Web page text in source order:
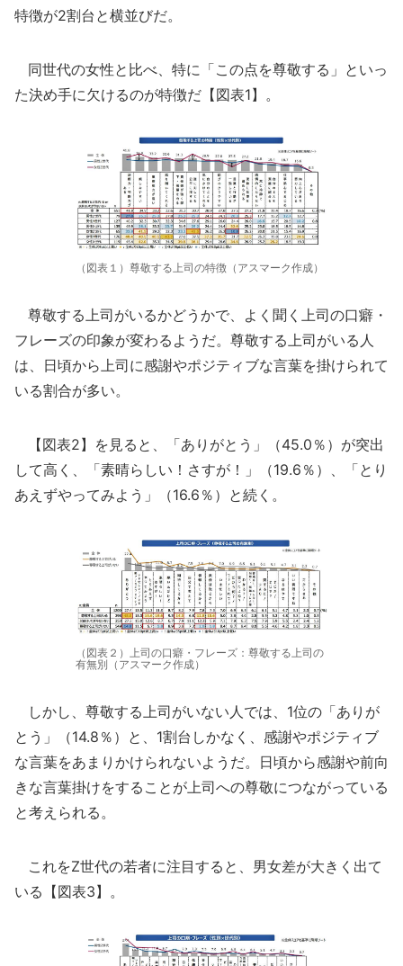
特徴が2割台と横並びだ。
同世代の女性と比べ、特に「この点を尊敬する」といっ
た決め手に欠けるのが特徴だ【図表1】。
（図表１）尊敬する上司の特徴（アスマーク作成）
尊敬する上司がいるかどうかで、よく聞く上司の口癖・
フレーズの印象が変わるようだ。尊敬する上司がいる人
は、日頃から上司に感謝やポジティブな言葉を掛けられて
いる割合が多い。
【図表2】を見ると、「ありがとう」（45.0％）が突出
して高く、「素晴らしい！さすが！」（19.6％）、「とり
あえずやってみよう」（16.6％）と続く。
（図表２）上司の口癖・フレーズ：尊敬する上司の
有無別（アスマーク作成）
しかし、尊敬する上司がいない人では、1位の「ありが
とう」（14.8％）と、1割台しかなく、感謝やポジティブ
な言葉をあまりかけられないようだ。日頃から感謝や前向
きな言葉掛けをすることが上司への尊敬につながっている
と考えられる。
これをZ世代の若者に注目すると、男女差が大きく出て
いる【図表3】。